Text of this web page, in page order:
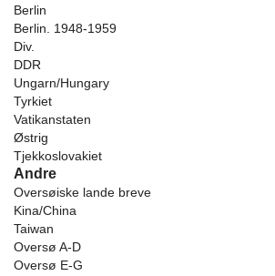
Berlin
Berlin. 1948-1959
Div.
DDR
Ungarn/Hungary
Tyrkiet
Vatikanstaten
Østrig
Tjekkoslovakiet
Andre
Oversøiske lande breve
Kina/China
Taiwan
Oversø A-D
Oversø E-G